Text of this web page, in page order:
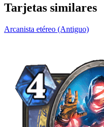
Tarjetas similares
Arcanista etéreo (Antiguo)